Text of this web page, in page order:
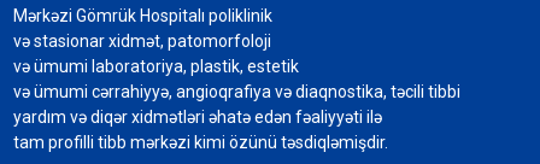
Mərkəzi Gömrük Hospitalı poliklinik
və stasionar xidmət, patomorfoloji
və ümumi laboratoriya, plastik, estetik
və ümumi cərrahiyyə, angioqrafiya və diaqnostika, təcili tibbi
yardım və diqər xidmətləri əhatə edən fəaliyyəti ilə
tam profilli tibb mərkəzi kimi özünü təsdiqləmişdir.